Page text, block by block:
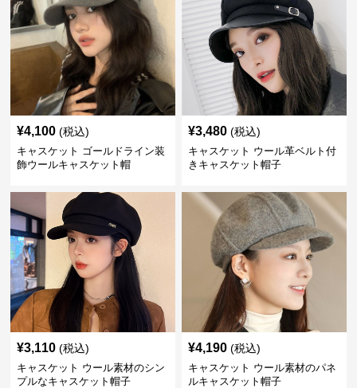
¥4,100 (税込)
キャスケット ゴールドライン装
飾ウールキャスケット帽
¥3,480 (税込)
キャスケット ウール革ベルト付
きキャスケット帽子
¥3,110 (税込)
キャスケット ウール素材のシン
プルなキャスケット帽子
¥4,190 (税込)
キャスケット ウール素材のパネ
ルキャスケット帽子